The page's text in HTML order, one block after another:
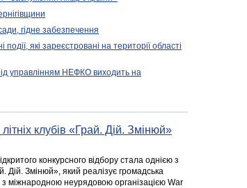
гідне забезпечення
які зареєстровані на території області
управлінням НЕФКО виходить на
клубів «Грай. Дій. Змінюй»
конкурсного відбору стала однією з
Дій. Змінюй», який реалізує громадська
з міжнародною неурядовою організацією War